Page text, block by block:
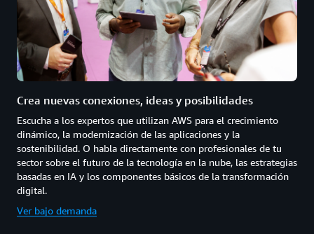
Crea nuevas conexiones, ideas y posibilidades
Escucha a los expertos que utilizan AWS para el crecimiento
dinámico, la modernización de las aplicaciones y la
sostenibilidad. O habla directamente con profesionales de tu
sector sobre el futuro de la tecnología en la nube, las estrategias
basadas en IA y los componentes básicos de la transformación
digital.
Ver bajo demanda